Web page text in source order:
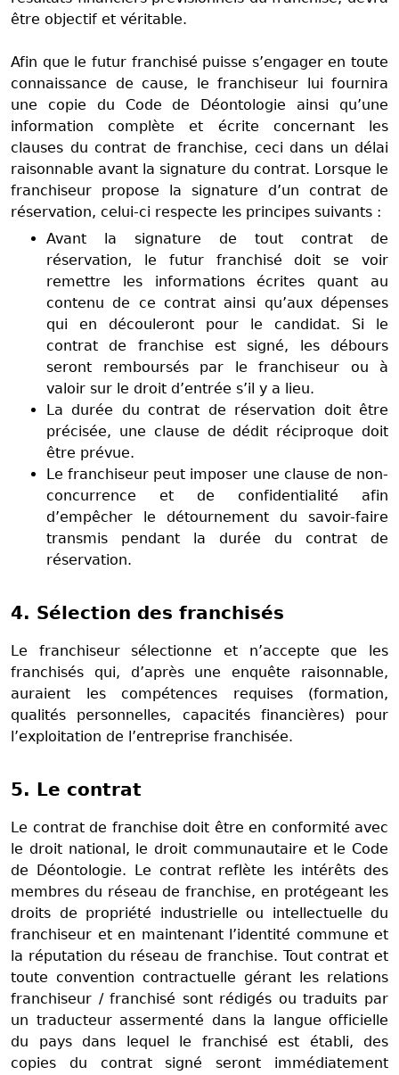
être objectif et véritable.
Afin que le futur franchisé puisse s’engager en toute
connaissance de cause, le franchiseur lui fournira
une copie du Code de Déontologie ainsi qu’une
information complète et écrite concernant les
clauses du contrat de franchise, ceci dans un délai
raisonnable avant la signature du contrat. Lorsque le
franchiseur propose la signature d’un contrat de
réservation, celui-ci respecte les principes suivants :
Avant la signature de tout contrat de
réservation, le futur franchisé doit se voir
remettre les informations écrites quant au
contenu de ce contrat ainsi qu’aux dépenses
qui en découleront pour le candidat. Si le
contrat de franchise est signé, les débours
seront remboursés par le franchiseur ou à
valoir sur le droit d’entrée s’il y a lieu.
La durée du contrat de réservation doit être
précisée, une clause de dédit réciproque doit
être prévue.
Le franchiseur peut imposer une clause de non-
concurrence et de confidentialité afin
d’empêcher le détournement du savoir-faire
transmis pendant la durée du contrat de
réservation.
4. Sélection des franchisés
Le franchiseur sélectionne et n’accepte que les
franchisés qui, d’après une enquête raisonnable,
auraient les compétences requises (formation,
qualités personnelles, capacités financières) pour
l’exploitation de l’entreprise franchisée.
5. Le contrat
Le contrat de franchise doit être en conformité avec
le droit national, le droit communautaire et le Code
de Déontologie. Le contrat reflète les intérêts des
membres du réseau de franchise, en protégeant les
droits de propriété industrielle ou intellectuelle du
franchiseur et en maintenant l’identité commune et
la réputation du réseau de franchise. Tout contrat et
toute convention contractuelle gérant les relations
franchiseur / franchisé sont rédigés ou traduits par
un traducteur assermenté dans la langue officielle
du pays dans lequel le franchisé est établi, des
copies du contrat signé seront immédiatement